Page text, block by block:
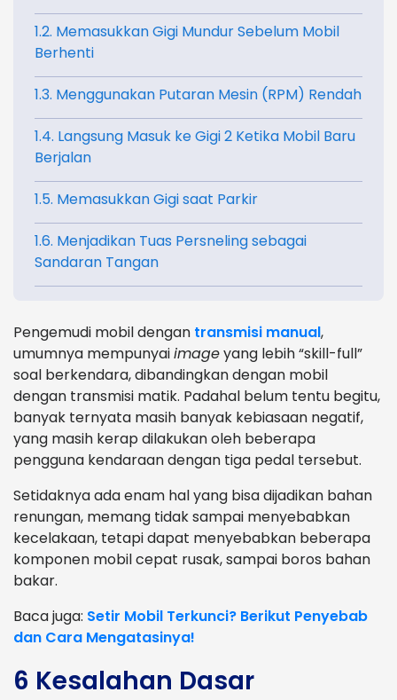
1.2. Memasukkan Gigi Mundur Sebelum Mobil
Berhenti
1.3. Menggunakan Putaran Mesin (RPM) Rendah
1.4. Langsung Masuk ke Gigi 2 Ketika Mobil Baru
Berjalan
1.5. Memasukkan Gigi saat Parkir
1.6. Menjadikan Tuas Persneling sebagai
Sandaran Tangan
Pengemudi mobil dengan transmisi manual,
umumnya mempunyaiimageyang lebih “skill-full”
soal berkendara, dibandingkan dengan mobil
dengan transmisi matik. Padahal belum tentu begitu,
banyak ternyata masih banyak kebiasaan negatif,
yang masih kerap dilakukan oleh beberapa
pengguna kendaraan dengan tiga pedal tersebut.
Setidaknya ada enam hal yang bisa dijadikan bahan
renungan, memang tidak sampai menyebabkan
kecelakaan, tetapi dapat menyebabkan beberapa
komponen mobil cepat rusak, sampai boros bahan
bakar.
Baca juga: Setir Mobil Terkunci? Berikut Penyebab
dan Cara Mengatasinya!
6 Kesalahan Dasar